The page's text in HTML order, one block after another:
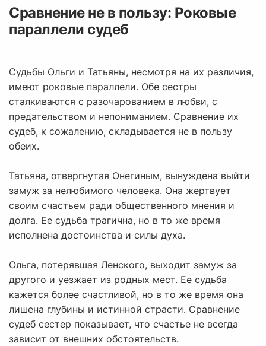
Сравнение не в пользу: Роковые
параллели судеб
Судьбы Ольги и Татьяны, несмотря на их различия,
имеют роковые параллели. Обе сестры
сталкиваются с разочарованием в любви, с
предательством и непониманием. Сравнение их
судеб, к сожалению, складывается не в пользу
обеих.
Татьяна, отвергнутая Онегиным, вынуждена выйти
замуж за нелюбимого человека. Она жертвует
своим счастьем ради общественного мнения и
долга. Ее судьба трагична, но в то же время
исполнена достоинства и силы духа.
Ольга, потерявшая Ленского, выходит замуж за
другого и уезжает из родных мест. Ее судьба
кажется более счастливой, но в то же время она
лишена глубины и истинной страсти. Сравнение
судеб сестер показывает, что счастье не всегда
зависит от внешних обстоятельств.